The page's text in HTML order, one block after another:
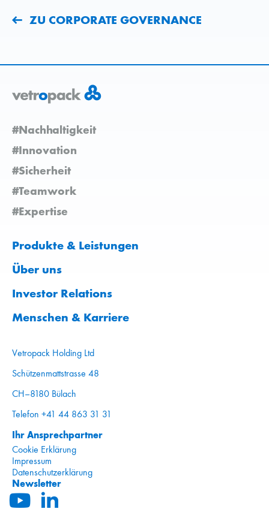
ZU CORPORATE GOVERNANCE
#Nachhaltigkeit
#Innovation
#Sicherheit
#Teamwork
#Expertise
Produkte & Leistungen
Über uns
Investor Relations
Menschen & Karriere
Vetropack Holding Ltd
Schützenmattstrasse 48
CH–8180 Bülach
Telefon +41 44 863 31 31
Ihr Ansprechpartner
Cookie Erklärung
Impressum
Datenschutzerklärung
Newsletter